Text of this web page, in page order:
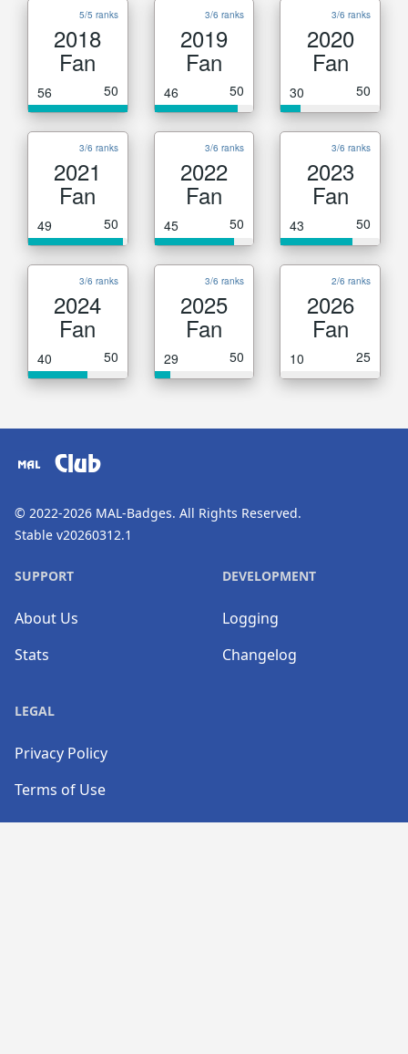
5/5 ranks
2018
Fan
56 50
3/6 ranks
2019
Fan
46 50
3/6 ranks
2020
Fan
30 50
3/6 ranks
2021
Fan
49 50
3/6 ranks
2022
Fan
45 50
3/6 ranks
2023
Fan
43 50
3/6 ranks
2024
Fan
40 50
3/6 ranks
2025
Fan
29 50
2/6 ranks
2026
Fan
10 25
Club
© 2022-2026 MAL-Badges. All Rights Reserved.
Stable v20260312.1
SUPPORT
About Us
Stats
DEVELOPMENT
Logging
Changelog
LEGAL
Privacy Policy
Terms of Use